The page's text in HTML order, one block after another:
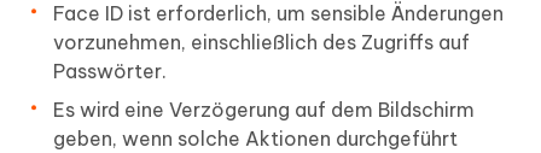
Face ID ist erforderlich, um sensible Änderungen
vorzunehmen, einschließlich des Zugriffs auf
Passwörter.
Es wird eine Verzögerung auf dem Bildschirm
geben, wenn solche Aktionen durchgeführt